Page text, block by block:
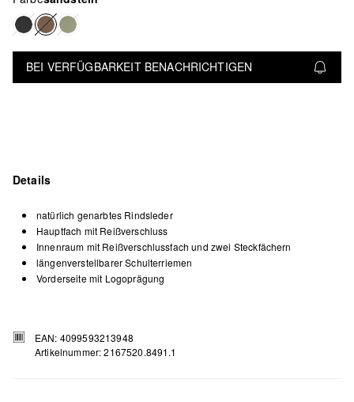
BEI VERFÜGBARKEIT BENACHRICHTIGEN
Details
natürlich genarbtes Rindsleder
Hauptfach mit Reißverschluss
Innenraum mit Reißverschlussfach und zwei Steckfächern
längenverstellbarer Schulterriemen
Vorderseite mit Logoprägung
EAN: 4099593213948
Artikelnummer: 2167520.8491.1